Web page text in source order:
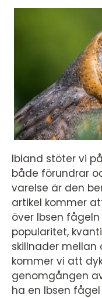
Ibland stöter vi
både förundrar
varelse är den
artikel kommer
över Ibsen
popularitet,
skillnader mellan
kommer vi att
genomgången
ha en Ibsen